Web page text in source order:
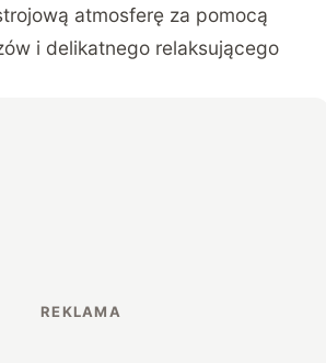
atmosferę za pomocą
i delikatnego relaksującego